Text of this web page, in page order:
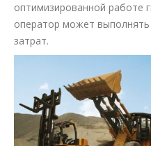
оптимизированной работе
оператор может
затрат.